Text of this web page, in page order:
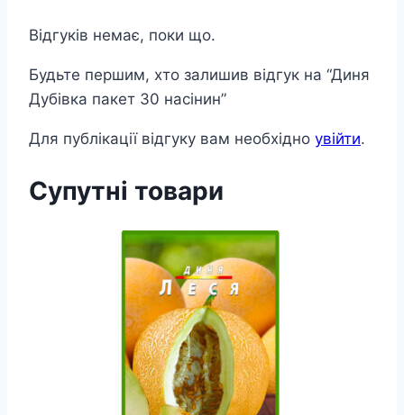
Відгуків немає, поки що.
Будьте першим, хто залишив відгук на “Диня
Дубівка пакет 30 насінин”
Для публікації відгуку вам необхідно увійти.
Супутні товари